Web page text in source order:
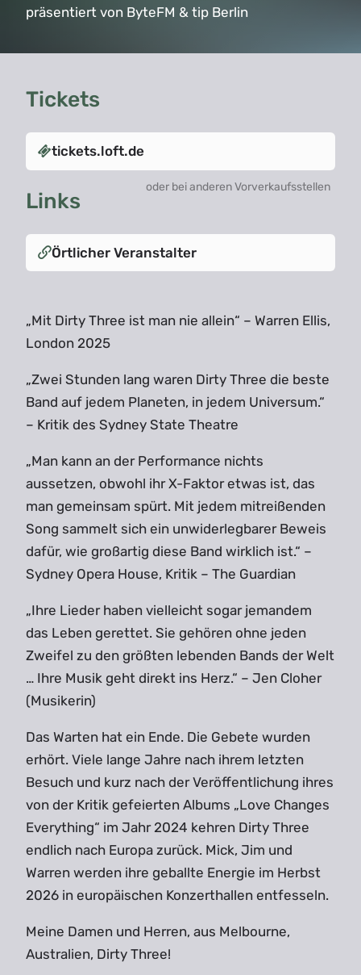
präsentiert von ByteFM & tip Berlin
Tickets
tickets.loft.de
oder bei anderen Vorverkaufsstellen
Links
Örtlicher Veranstalter
„Mit Dirty Three ist man nie allein“ – Warren Ellis,
London 2025
„Zwei Stunden lang waren Dirty Three die beste
Band auf jedem Planeten, in jedem Universum.“
– Kritik des Sydney State Theatre
„Man kann an der Performance nichts
aussetzen, obwohl ihr X-Faktor etwas ist, das
man gemeinsam spürt. Mit jedem mitreißenden
Song sammelt sich ein unwiderlegbarer Beweis
dafür, wie großartig diese Band wirklich ist.“ –
Sydney Opera House, Kritik – The Guardian
„Ihre Lieder haben vielleicht sogar jemandem
das Leben gerettet. Sie gehören ohne jeden
Zweifel zu den größten lebenden Bands der Welt
… Ihre Musik geht direkt ins Herz.“ – Jen Cloher
(Musikerin)
Das Warten hat ein Ende. Die Gebete wurden
erhört. Viele lange Jahre nach ihrem letzten
Besuch und kurz nach der Veröffentlichung ihres
von der Kritik gefeierten Albums „Love Changes
Everything“ im Jahr 2024 kehren Dirty Three
endlich nach Europa zurück. Mick, Jim und
Warren werden ihre geballte Energie im Herbst
2026 in europäischen Konzerthallen entfesseln.
Meine Damen und Herren, aus Melbourne,
Australien, Dirty Three!